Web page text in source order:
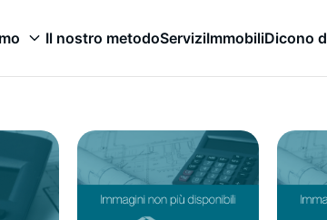
Il nostro metodoServiziImmobiliDicono